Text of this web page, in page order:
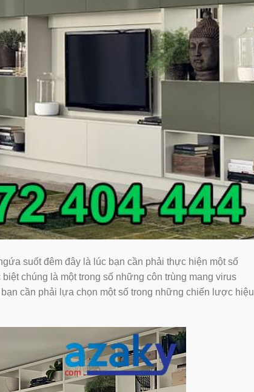
suốt đêm đây là lúc bạn cần phải thực hiện một số
chúng là một trong số những côn trùng mang virus
cần phải lựa chọn một số trong những chiến lược hiệu